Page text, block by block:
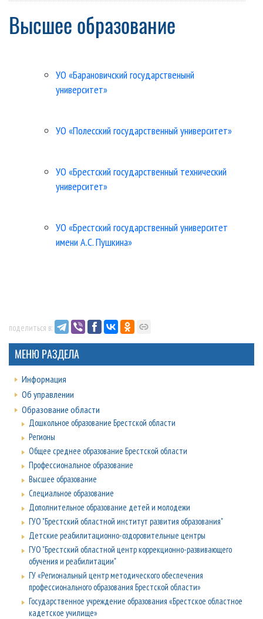
Высшее образование
УО «Барановичский государственынй
университет»
УО «Полесский государственный университет»
УО «Брестский государственный технический
университет»
УО «Брестский государственный университет
имени А.С. Пушкина»
поделиться в:
МЕНЮ РАЗДЕЛА
Информация
Об управлении
Образование области
Дошкольное образование Брестской области
Регионы
Общее среднее образование Брестской области
Профессиональное образование
Высшее образование
Специальное образование
Дополнительное образование детей и молодежи
ГУО "Брестский областной институт развития образования"
Детские реабилитационно-оздоровительные центры
ГУО "Брестский областной центр коррекционно-развивающего
обучения и реабилитации"
ГУ «Региональный центр методического обеспечения
профессионального образования Брестской области»
Государственное учреждение образования «Брестское областное
кадетское училище»